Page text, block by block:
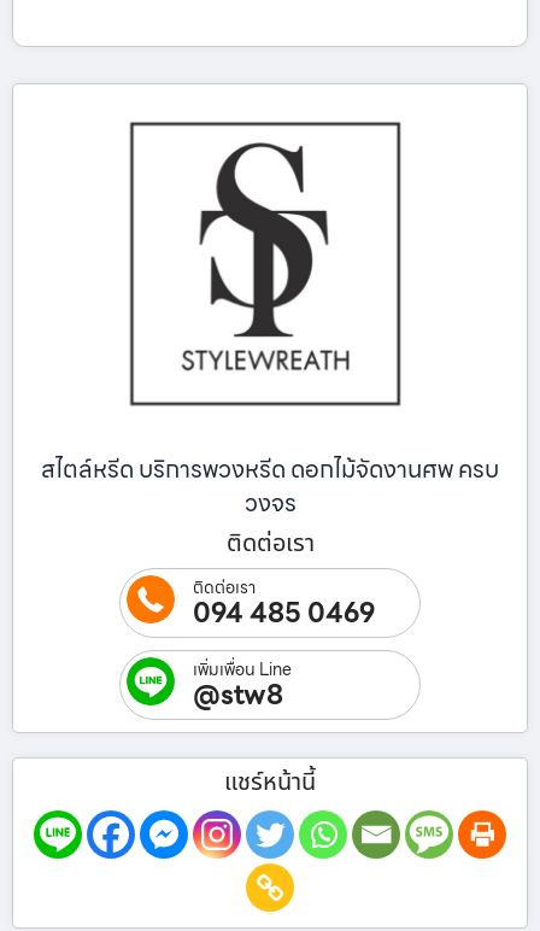
สไตล์หรีด บริการพวงหรีด ดอกไม้จัดงานศพ ครบ
วงจร
ติดต่อเรา
ติดต่อเรา
094 485 0469
เพิ่มเพื่อน Line
@stw8
แชร์หน้านี้